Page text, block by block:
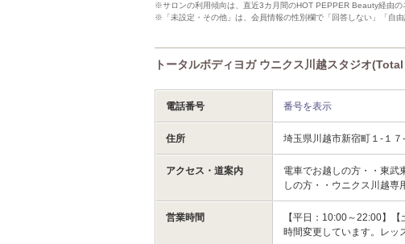
※サロンの利用傾向は、直近3カ月間のHOT PEPPER Beauty経由の
※「未設定・その他」は、会員情報の性別欄で「回答しない」「自
トータルボディヨガ ウニクス川越スタジオ
電話番号 番号を表示
住所 埼玉県川越市新宿町１‐１
アクセス・道案内
電車でお越しの方・・東
しの方・・ウニクス川越専
営業時間
【平日：10:00～22:00】
時間変更しています。レッ